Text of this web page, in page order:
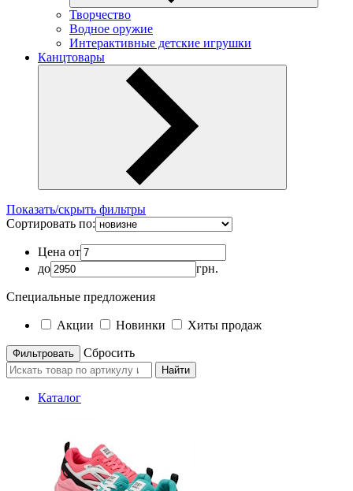
Творчество
Водное оружие
Интерактивные детские игрушки
Канцтовары
Показать/скрыть фильтры
Сортировать по:
Цена от
до
грн.
Специальные предложения
Акции Новинки Хиты продаж
Cбросить
Найти
Каталог